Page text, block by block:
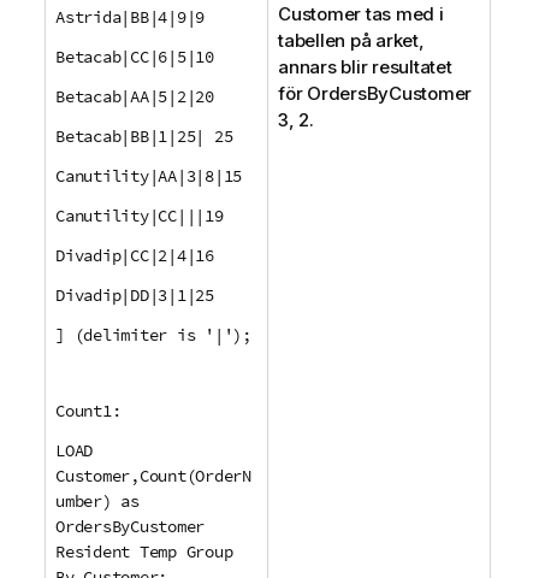
Astrida|BB|4|9|9
Betacab|CC|6|5|10
Betacab|AA|5|2|20
Betacab|BB|1|25| 25
Canutility|AA|3|8|15
Canutility|CC|||19
Divadip|CC|2|4|16
Divadip|DD|3|1|25
] (delimiter is '|');
Count1:
LOAD
Customer,Count(OrderN
umber) as
OrdersByCustomer
Resident Temp Group
Customertas med i
tabellen på arket,
annars blir resultatet
för OrdersByCustomer
3, 2.